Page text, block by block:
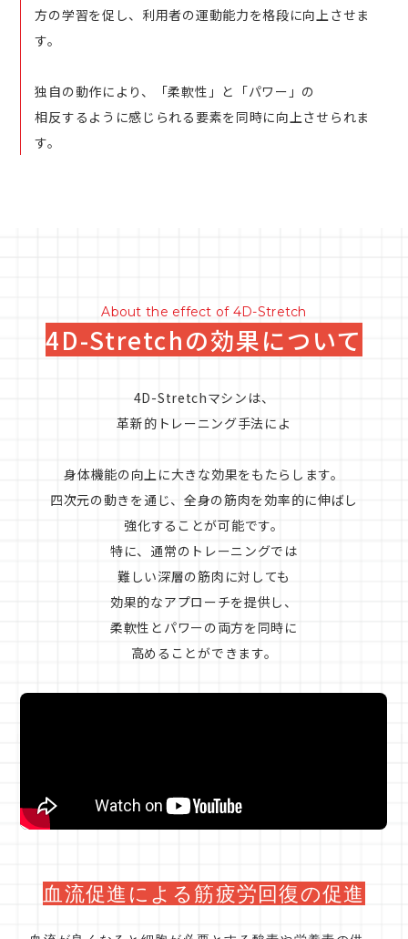
方の学習を促し、利用者の運動能力を格段に向上させま
す。
独自の動作により、「柔軟性」と「パワー」の
相反するように感じられる要素を同時に向上させられま
す。
About the effect of 4D-Stretch
4D-Stretchの効果について
4D-Stretchマシンは、
革新的トレーニング手法によ
身体機能の向上に大きな効果をもたらします。
四次元の動きを通じ、全身の筋肉を効率的に伸ばし
強化することが可能です。
特に、通常のトレーニングでは
難しい深層の筋肉に対しても
効果的なアプローチを提供し、
柔軟性とパワーの両方を同時に
高めることができます。
血流促進による筋疲労回復の促進